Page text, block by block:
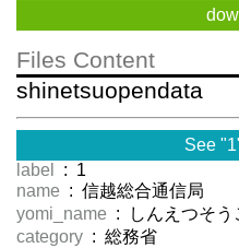
Files Content
shinetsuopendata
See
label
: 1
name : 信越総合通信局
yomi_name : しんえつそう
category : 総務省